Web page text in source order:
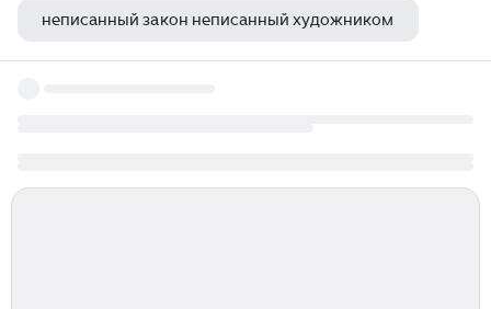
неписанный закон неписанный художником